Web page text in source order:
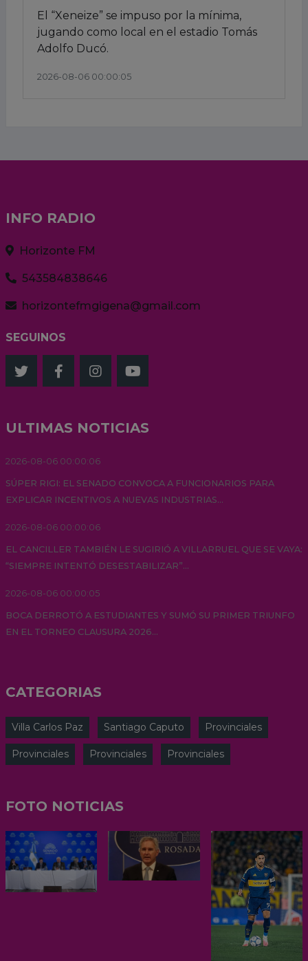
El “Xeneize” se impuso por la mínima,
jugando como local en el estadio Tomás
Adolfo Ducó.
2026-08-06 00:00:05
INFO RADIO
Horizonte FM
543584838646
horizontefmgigena@gmail.com
SEGUINOS
ULTIMAS NOTICIAS
2026-08-06 00:00:06
SÚPER RIGI: EL SENADO CONVOCA A FUNCIONARIOS PARA
EXPLICAR INCENTIVOS A NUEVAS INDUSTRIAS...
2026-08-06 00:00:06
EL CANCILLER TAMBIÉN LE SUGIRIÓ A VILLARRUEL QUE SE VAYA:
“SIEMPRE INTENTÓ DESESTABILIZAR”...
2026-08-06 00:00:05
BOCA DERROTÓ A ESTUDIANTES Y SUMÓ SU PRIMER TRIUNFO
EN EL TORNEO CLAUSURA 2026...
CATEGORIAS
Villa Carlos Paz Santiago Caputo Provinciales
Provinciales Provinciales Provinciales
FOTO NOTICIAS